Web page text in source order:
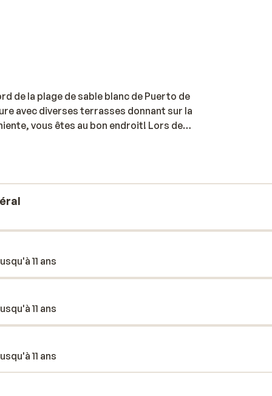
de la plage de sable blanc de Puerto de
avec diverses terrasses donnant sur la
vous êtes au bon endroit! Lors de
11 ans
11 ans
11 ans